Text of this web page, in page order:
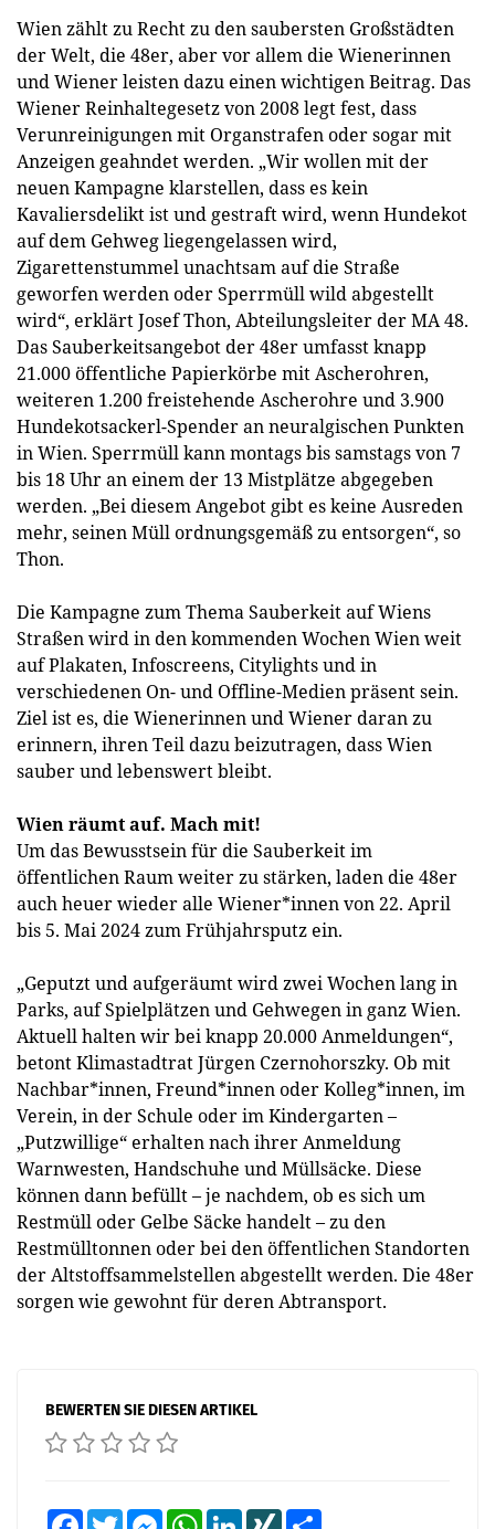
Wien zählt zu Recht zu den saubersten Großstädten
der Welt, die 48er, aber vor allem die Wienerinnen
und Wiener leisten dazu einen wichtigen Beitrag. Das
Wiener Reinhaltegesetz von 2008 legt fest, dass
Verunreinigungen mit Organstrafen oder sogar mit
Anzeigen geahndet werden. „Wir wollen mit der
neuen Kampagne klarstellen, dass es kein
Kavaliersdelikt ist und gestraft wird, wenn Hundekot
auf dem Gehweg liegengelassen wird,
Zigarettenstummel unachtsam auf die Straße
geworfen werden oder Sperrmüll wild abgestellt
wird“, erklärt Josef Thon, Abteilungsleiter der MA 48.
Das Sauberkeitsangebot der 48er umfasst knapp
21.000 öffentliche Papierkörbe mit Ascherohren,
weiteren 1.200 freistehende Ascherohre und 3.900
Hundekotsackerl-Spender an neuralgischen Punkten
in Wien. Sperrmüll kann montags bis samstags von 7
bis 18 Uhr an einem der 13 Mistplätze abgegeben
werden. „Bei diesem Angebot gibt es keine Ausreden
mehr, seinen Müll ordnungsgemäß zu entsorgen“, so
Thon.
Die Kampagne zum Thema Sauberkeit auf Wiens
Straßen wird in den kommenden Wochen Wien weit
auf Plakaten, Infoscreens, Citylights und in
verschiedenen On- und Offline-Medien präsent sein.
Ziel ist es, die Wienerinnen und Wiener daran zu
erinnern, ihren Teil dazu beizutragen, dass Wien
sauber und lebenswert bleibt.
Wien räumt auf. Mach mit!
Um das Bewusstsein für die Sauberkeit im
öffentlichen Raum weiter zu stärken, laden die 48er
auch heuer wieder alle Wiener*innen von 22. April
bis 5. Mai 2024 zum Frühjahrsputz ein.
„Geputzt und aufgeräumt wird zwei Wochen lang in
Parks, auf Spielplätzen und Gehwegen in ganz Wien.
Aktuell halten wir bei knapp 20.000 Anmeldungen“,
betont Klimastadtrat Jürgen Czernohorszky. Ob mit
Nachbar*innen, Freund*innen oder Kolleg*innen, im
Verein, in der Schule oder im Kindergarten –
„Putzwillige“ erhalten nach ihrer Anmeldung
Warnwesten, Handschuhe und Müllsäcke. Diese
können dann befüllt – je nachdem, ob es sich um
Restmüll oder Gelbe Säcke handelt – zu den
Restmülltonnen oder bei den öffentlichen Standorten
der Altstoffsammelstellen abgestellt werden. Die 48er
sorgen wie gewohnt für deren Abtransport.
BEWERTEN SIE DIESEN ARTIKEL
FacebookTwitter MessengerWhatsAppLinkedInXING